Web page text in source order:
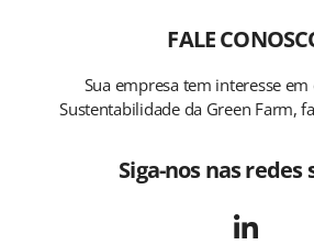
FALE
Sua empresa tem interesse
Sustentabilidade da Green Farm,
Siga-nos nas redes